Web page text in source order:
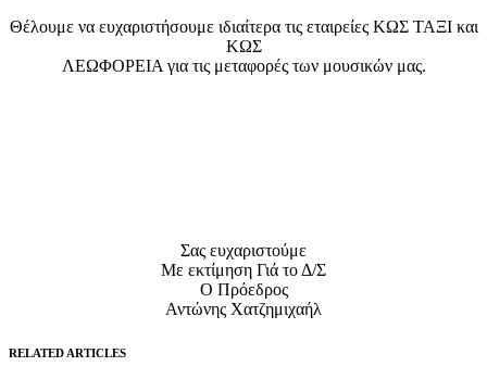
Θέλουμε να ευχαριστήσουμε ιδιαίτερα τις εταιρείες ΚΩΣ ΤΑΞΙ και
ΚΩΣ
ΛΕΩΦΟΡΕΙΑ για τις μεταφορές των μουσικών μας.
Σας ευχαριστούμε
Με εκτίμηση Γιά το Δ/Σ
Ο Πρόεδρος
Αντώνης Χατζημιχαήλ
RELATED ARTICLES